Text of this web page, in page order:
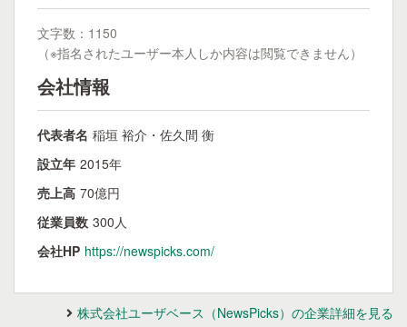
文字数：1150
（※指名されたユーザー本人しか内容は閲覧できません）
会社情報
代表者名 稲垣 裕介・佐久間 衡
設立年 2015年
売上高 70億円
従業員数 300人
会社HP https://newspicks.com/
株式会社ユーザベース（NewsPicks）の企業詳細を見る